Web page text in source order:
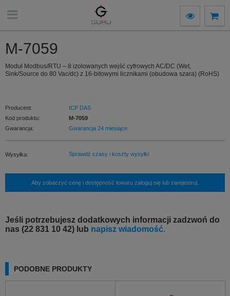
M-7059
Moduł Modbus/RTU – 8 izolowanych wejść cyfrowych AC/DC (Wet,
Sink/Source do 80 Vac/dc) z 16-bitowymi licznikami (obudowa szara) (RoHS)
Producent:
ICP DAS
Kod produktu:
M-7059
Gwarancja:
Gwarancja 24 miesiące
Wysyłka: Sprawdź czasy i koszty wysyłki
Aby zobaczyć cenę i dostępność towaru zaloguj się lub zarejestruj.
Jeśli potrzebujesz dodatkowych informacji zadzwoń do
nas (22 831 10 42) lub napisz wiadomość.
PODOBNE PRODUKTY